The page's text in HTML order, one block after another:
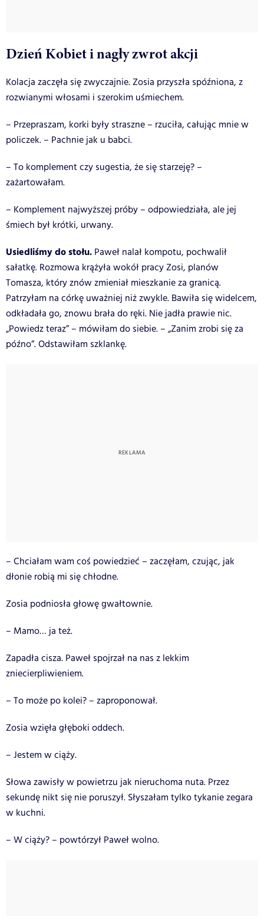
Dzień Kobiet i nagły zwrot akcji
Kolacja zaczęła się zwyczajnie. Zosia przyszła spóźniona, z
rozwianymi włosami i szerokim uśmiechem.
– Przepraszam, korki były straszne – rzuciła, całując mnie w
policzek. – Pachnie jak u babci.
– To komplement czy sugestia, że się starzeję? –
zażartowałam.
– Komplement najwyższej próby – odpowiedziała, ale jej
śmiech był krótki, urwany.
Usiedliśmy do stołu. Paweł nalał kompotu, pochwalił
sałatkę. Rozmowa krążyła wokół pracy Zosi, planów
Tomasza, który znów zmieniał mieszkanie za granicą.
Patrzyłam na córkę uważniej niż zwykle. Bawiła się widelcem,
odkładała go, znowu brała do ręki. Nie jadła prawie nic.
„Powiedz teraz” – mówiłam do siebie. – „Zanim zrobi się za
późno”. Odstawiłam szklankę.
– Chciałam wam coś powiedzieć – zaczęłam, czując, jak
dłonie robią mi się chłodne.
Zosia podniosła głowę gwałtownie.
– Mamo… ja też.
Zapadła cisza. Paweł spojrzał na nas z lekkim
zniecierpliwieniem.
– To może po kolei? – zaproponował.
Zosia wzięła głęboki oddech.
– Jestem w ciąży.
Słowa zawisły w powietrzu jak nieruchoma nuta. Przez
sekundę nikt się nie poruszył. Słyszałam tylko tykanie zegara
w kuchni.
– W ciąży? – powtórzył Paweł wolno.